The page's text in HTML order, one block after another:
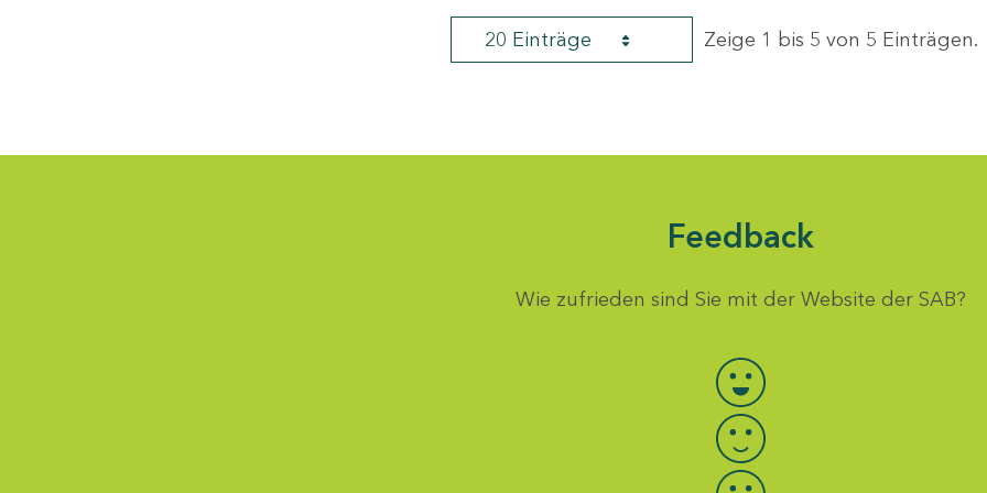
20 Einträge Zeige 1 bis 5 von 5 Einträgen.
Feedback
Wie zufrieden sind Sie mit der Website der SAB?
Bewertung auswählen